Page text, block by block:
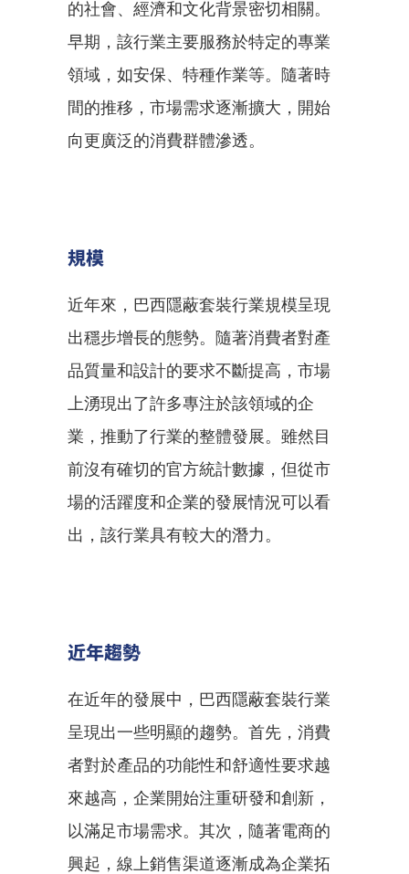
的社會、經濟和文化背景密切相關。
早期，該行業主要服務於特定的專業
領域，如安保、特種作業等。隨著時
間的推移，市場需求逐漸擴大，開始
向更廣泛的消費群體滲透。
規模
近年來，巴西隱蔽套裝行業規模呈現
出穩步增長的態勢。隨著消費者對產
品質量和設計的要求不斷提高，市場
上湧現出了許多專注於該領域的企
業，推動了行業的整體發展。雖然目
前沒有確切的官方統計數據，但從市
場的活躍度和企業的發展情況可以看
出，該行業具有較大的潛力。
近年趨勢
在近年的發展中，巴西隱蔽套裝行業
呈現出一些明顯的趨勢。首先，消費
者對於產品的功能性和舒適性要求越
來越高，企業開始注重研發和創新，
以滿足市場需求。其次，隨著電商的
興起，線上銷售渠道逐漸成為企業拓